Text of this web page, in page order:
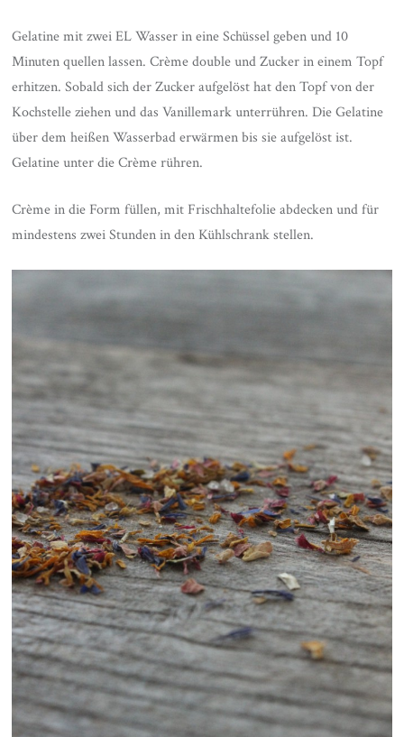
Gelatine mit zwei EL Wasser in eine Schüssel geben und 10
Minuten quellen lassen. Crème double und Zucker in einem Topf
erhitzen. Sobald sich der Zucker aufgelöst hat den Topf von der
Kochstelle ziehen und das Vanillemark unterrühren. Die Gelatine
über dem heißen Wasserbad erwärmen bis sie aufgelöst ist.
Gelatine unter die Crème rühren.
Crème in die Form füllen, mit Frischhaltefolie abdecken und für
mindestens zwei Stunden in den Kühlschrank stellen.